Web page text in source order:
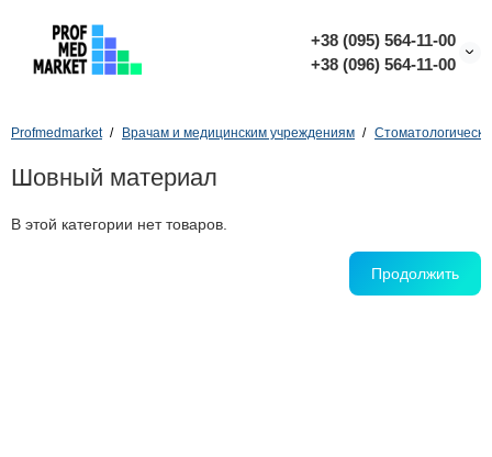
+38 (095) 564-11-00
+38 (096) 564-11-00
Profmedmarket Врачам и медицинским учреждениям
Шовный материал
В этой категории нет товаров.
Продолжить